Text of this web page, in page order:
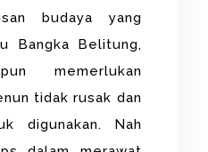
budaya yang
Bangka Belitung,
memerlukan
tidak rusak dan
digunakan. Nah